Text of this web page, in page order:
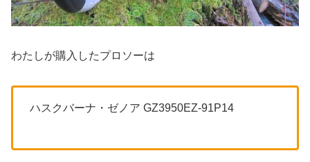
わたしが購入したプロソーは
ハスクバーナ・ゼノア GZ3950EZ-91P14